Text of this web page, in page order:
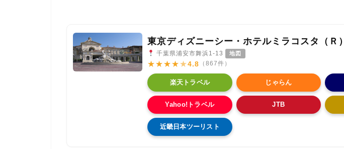
東京ディズニーシー・ホテルミラコスタ（Ｒ）
千葉県浦安市舞浜1-13 地図
★★★★★4.8 （867件）
楽天トラベル じゃらん
Yahoo!トラベル JTB
近畿日本ツーリスト